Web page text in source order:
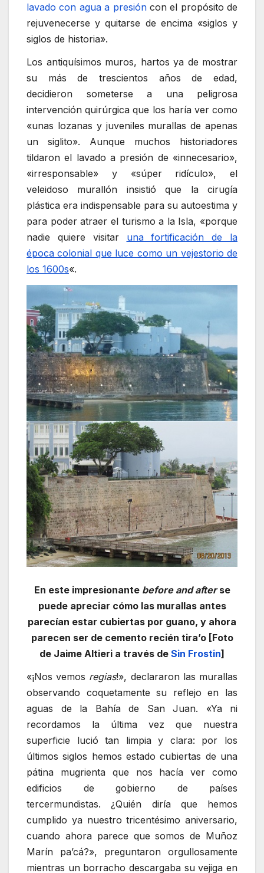
lavado con agua a presióncon el propósito de
rejuvenecerse y quitarse de encima «siglos y
siglos de historia».
Los antiquísimos muros, hartos ya de mostrar
su más de trescientos años de edad,
decidieron someterse a una peligrosa
intervención quirúrgica que los haría ver como
«unas lozanas y juveniles murallas de apenas
un siglito». Aunque muchos historiadores
tildaron el lavado a presión de «innecesario»,
«irresponsable» y «súper ridículo», el
veleidoso murallón insistió que la cirugía
plástica era indispensable para su autoestima y
para poder atraer el turismo a la Isla, «porque
nadie quiere visitar una fortificación de la
época colonial que luce como un vejestorio de
los 1600s«.
En este impresionante before and afterse
puede apreciar cómo las murallas antes
parecían estar cubiertas por guano, y ahora
parecen ser de cemento recién tira’o [Foto
de Jaime Altieri a través de Sin Frostin]
«¡Nos vemos regias!», declararon las murallas
observando coquetamente su reflejo en las
aguas de la Bahía de San Juan. «Ya ni
recordamos la última vez que nuestra
superficie lució tan limpia y clara: por los
últimos siglos hemos estado cubiertas de una
pátina mugrienta que nos hacía ver como
edificios de gobierno de países
tercermundistas. ¿Quién diría que hemos
cumplido ya nuestro tricentésimo aniversario,
cuando ahora parece que somos de Muñoz
Marín pa’cá?», preguntaron orgullosamente
mientras un borracho descargaba su vejiga en